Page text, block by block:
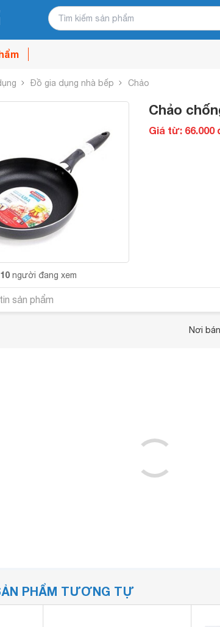
Đồ gia dụng nhà bếp Chảo
10 người đang xem
Chảo
Giá từ: 66.000
sản phẩm
Nơi
PHẨM TƯƠNG TỰ